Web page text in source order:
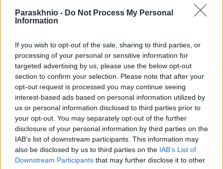
Paraskhnio - Do Not Process My Personal
Information
If you wish to opt-out of the sale, sharing to third parties, or
processing of your personal or sensitive information for
targeted advertising by us, please use the below opt-out
section to confirm your selection. Please note that after your
opt-out request is processed you may continue seeing
interest-based ads based on personal information utilized by
us or personal information disclosed to third parties prior to
your opt-out. You may separately opt-out of the further
disclosure of your personal information by third parties on the
IAB’s list of downstream participants. This information may
also be disclosed by us to third parties on the IAB’s List of
Downstream Participants that may further disclose it to other